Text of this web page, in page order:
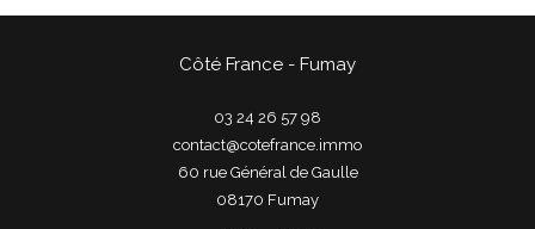
Côté France - Fumay
03 24 26 57 98
contact@cotefrance.immo
60 rue Général de Gaulle
08170
fumay